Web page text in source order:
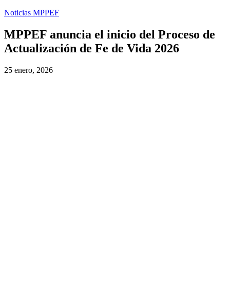
Noticias MPPEF
MPPEF anuncia el inicio del Proceso de
Actualización de Fe de Vida 2026
25 enero, 2026